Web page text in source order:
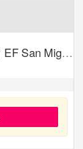
EF San Miguel